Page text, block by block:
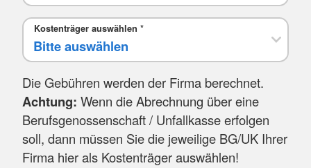
Kostenträger auswählen *
Die Gebühren werden der Firma berechnet.
Achtung: Wenn die Abrechnung über eine
Berufsgenossenschaft / Unfallkasse erfolgen
soll, dann müssen Sie die jeweilige BG/UK Ihrer
Firma hier als Kostenträger auswählen!